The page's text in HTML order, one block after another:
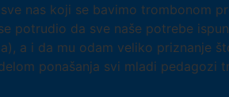
nas koji se bavimo trombonom
potrudio da sve naše potrebe
a i da mu odam veliko priznanje
ponašanja svi mladi